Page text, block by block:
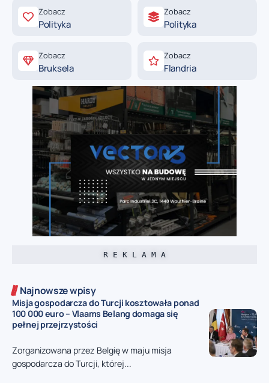
Zobacz
Polityka
Zobacz
Polityka
Zobacz
Bruksela
Zobacz
Flandria
R E K L A M A
Najnowsze wpisy
Misja gospodarcza do Turcji kosztowała ponad
100 000 euro – Vlaams Belang domaga się
pełnej przejrzystości
Zorganizowana przez Belgię w maju misja
gospodarcza do Turcji, której...